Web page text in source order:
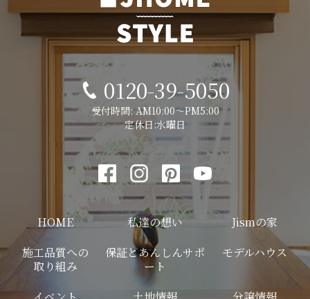
0120-39-5050
受付時間: AM10:00～PM5:00
定休日:水曜日
HOME 私達の想い
Jismの家
施工品質への
取り組み
保証とあんしんサポ
ート
モデルハウス